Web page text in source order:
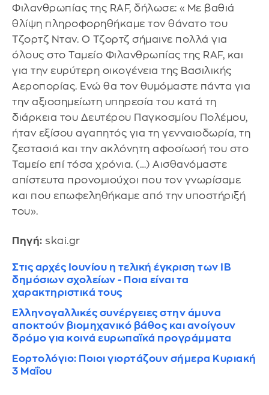
Φιλανθρωπίας της RAF, δήλωσε: «Με βαθιά
θλίψη πληροφορηθήκαμε τον θάνατο του
Τζορτζ Νταν. Ο Τζορτζ σήμαινε πολλά για
όλους στο Ταμείο Φιλανθρωπίας της RAF, και
για την ευρύτερη οικογένεια της Βασιλικής
Αεροπορίας. Ενώ θα τον θυμόμαστε πάντα για
την αξιοσημείωτη υπηρεσία του κατά τη
διάρκεια του Δευτέρου Παγκοσμίου Πολέμου,
ήταν εξίσου αγαπητός για τη γενναιοδωρία, τη
ζεστασιά και την ακλόνητη αφοσίωσή του στο
Ταμείο επί τόσα χρόνια. (…) Αισθανόμαστε
απίστευτα προνομιούχοι που τον γνωρίσαμε
και που επωφεληθήκαμε από την υποστήριξή
του».
Πηγή: skai.gr
Στις αρχές Ιουνίου η τελική έγκριση των ΙΒ
δημόσιων σχολείων - Ποια είναι τα
χαρακτηριστικά τους
Ελληνογαλλικές συνέργειες στην άμυνα
αποκτούν βιομηχανικό βάθος και ανοίγουν
δρόμο για κοινά ευρωπαϊκά προγράμματα
Εορτολόγιο: Ποιοι γιορτάζουν σήμερα Κυριακή
3 Μαΐου